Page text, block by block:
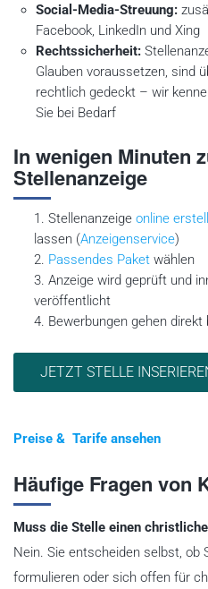
Social-Media-Streuung:
Facebook, LinkedIn und Xing
Rechtssicherheit:
Glauben voraussetzen, sind
rechtlich gedeckt – wir
Sie bei Bedarf
In wenigen Minuten
Stellenanzeige
Stellenanzeigeonline
lassen (Anzeigenservice)
Passendes Paket wählen
Anzeige wird geprüft und
veröffentlicht
Bewerbungen gehen direkt
JETZT STELLE
Preise & Tarife ansehen
Häufige Fragen von
Muss die Stelle einen
Nein. Sie entscheiden selbst, ob
formulieren oder sich offen für